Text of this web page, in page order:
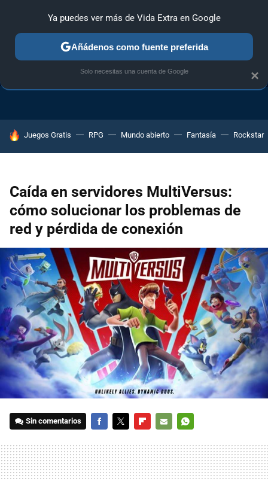
TRUCOS PC TRUCOS XBOX ONE
HOY SE HABLA DE
Juegos Gratis RPG Mundo abierto Fantasía Rockstar
Caída en servidores MultiVersus:
cómo solucionar los problemas de
red y pérdida de conexión
Sin comentarios
MAIL
×
Ya puedes ver más de Vida Extra en Google
Añádenos como fuente preferida
Solo necesitas una cuenta de Google